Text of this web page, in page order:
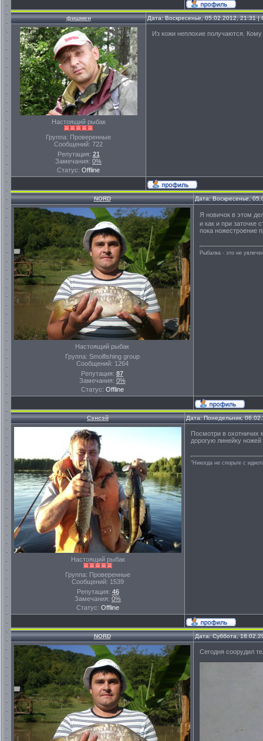
фишмен Дата: Воскресенье, 05.02.2012, 21:31
Настоящий рыбак
Группа: Проверенные
Сообщений: 722
Репутация: 21
Замечания: 0%
Статус: Offline
Из кожи неплохие получаются.
NORD Дата: Воскресенье,
Настоящий рыбак
Группа: Smolfishing group
Сообщений: 1264
Репутация: 87
Замечания: 0%
Статус: Offline
Я новичок в этом
и как и при заточке
пока ножестроение
Рыбалка - это не
Сэнсэй Дата: Понедельник,
Настоящий рыбак
Группа: Проверенные
Сообщений: 1539
Репутация: 46
Замечания: 0%
Статус: Offline
Посмотри в охотничих
дорогую линейку ножей
"Никогда не спорьте с
NORD Дата: Суббота,
Сегодня соорудил